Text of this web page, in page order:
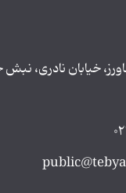
خیابان نادری،